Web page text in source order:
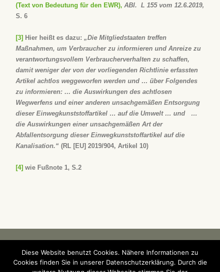
(Text von Bedeutung für den EWR), ABl. L 155 vom 12.6.2019,
S. 6
[3] Hier heißt es dazu: „Die Mitgliedstaaten treffen
Maßnahmen, um Verbraucher zu informieren und Anreize zu
verantwortungsvollem Verbraucherverhalten zu schaffen,
damit weniger der von der vorliegenden Richtlinie erfassten
Artikel achtlos weggeworfen werden und … über Folgendes
zu informieren: … die Auswirkungen des achtlosen
Wegwerfens und einer anderen unsachgemäßen Entsorgung
dieser Einwegkunststoffartikel … auf die Umwelt … und …
die Auswirkungen einer unsachgemäßen Art der
Abfallentsorgung dieser Einwegkunststoffartikel auf die
Kanalisation.“ (RL [EU] 2019/904, Artikel 10)
[4] wie Fußnote 1, S.2
© Die Aufheber 2022Impressum und Datenschutzerklärung
Kontakt
Diese Website benutzt Cookies. Nähere Informationen zu
Cookies finden Sie in unserer Datenschutzerklärung. Durch die